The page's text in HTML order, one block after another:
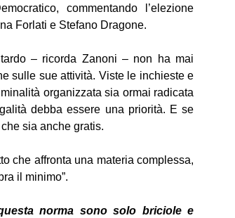
commentando l’elezione
Forlati e Stefano Dragone.
– ricorda Zanoni – non ha mai
sulle sue attività. Viste le inchieste e
organizzata sia ormai radicata
debba essere una priorità. E se
sia anche gratis.
che affronta una materia complessa,
il minimo”.
norma sono solo briciole e